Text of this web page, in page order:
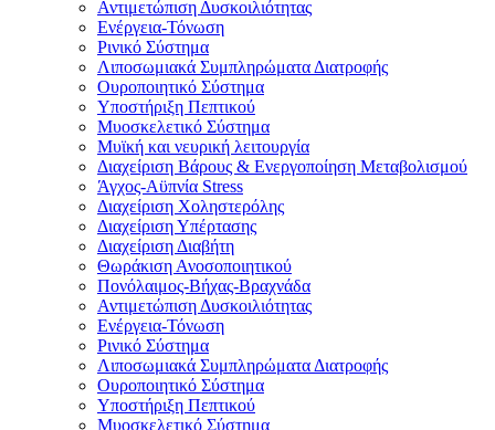
Αντιμετώπιση Δυσκοιλιότητας
Eνέργεια-Τόνωση
Ρινικό Σύστημα
Λιποσωμιακά Συμπληρώματα Διατροφής
Ουροποιητικό Σύστημα
Υποστήριξη Πεπτικού
Μυοσκελετικό Σύστημα
Μυϊκή και νευρική λειτουργία
Διαχείριση Βάρους & Ενεργοποίηση Μεταβολισμού
Άγχος-Αϋπνία Stress
Διαχείριση Χοληστερόλης
Διαχείριση Υπέρτασης
Διαχείριση Διαβήτη
Θωράκιση Ανοσοποιητικού
Πονόλαιμος-Βήχας-Βραχνάδα
Αντιμετώπιση Δυσκοιλιότητας
Eνέργεια-Τόνωση
Ρινικό Σύστημα
Λιποσωμιακά Συμπληρώματα Διατροφής
Ουροποιητικό Σύστημα
Υποστήριξη Πεπτικού
Μυοσκελετικό Σύστημα